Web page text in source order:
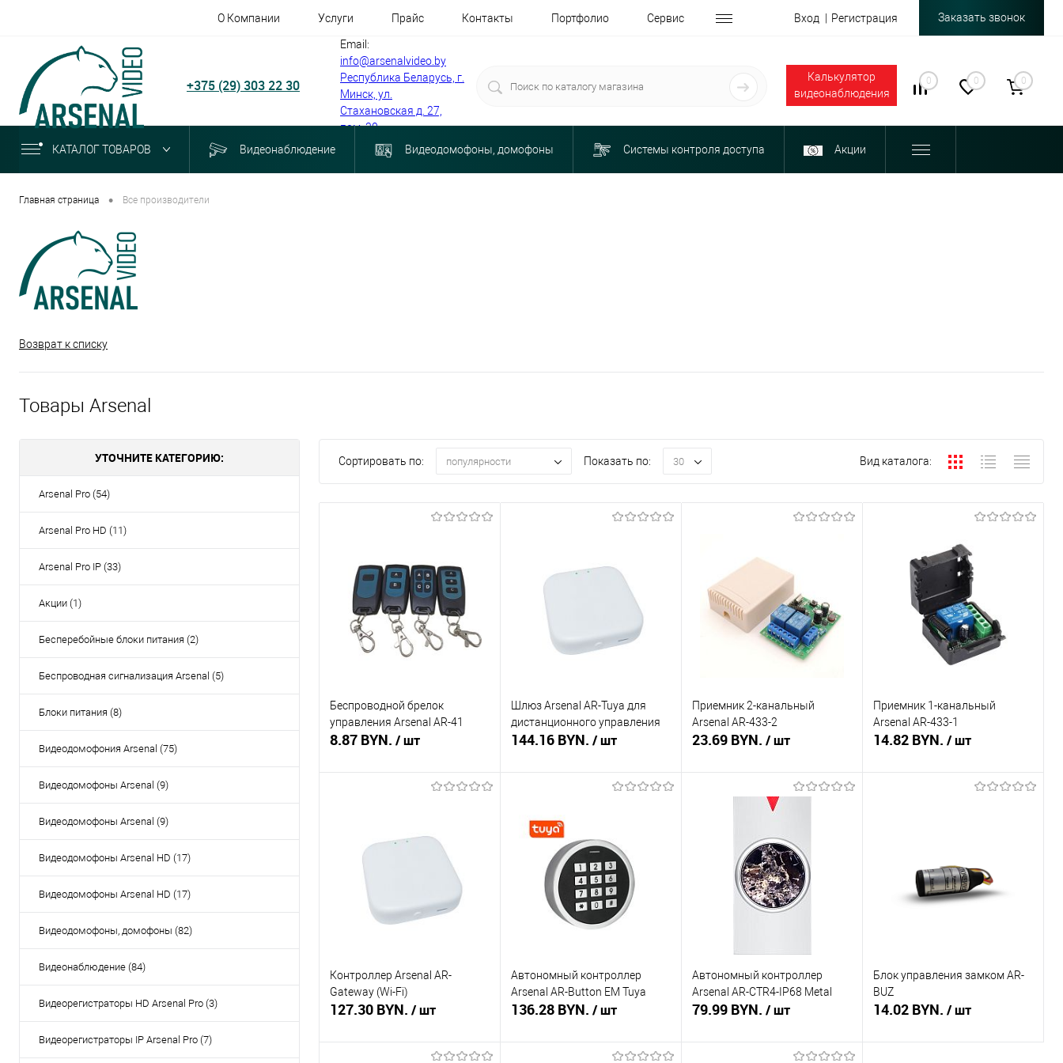
О Компании Услуги Прайс Контакты Портфолио Сервис Вход Регистрация Заказать звонок
+375 (29) 303 22 30
Email:
info@arsenalvideo.by
Республика Беларусь, г.
Минск, ул.
Стахановская д. 27,
пом. 30
Калькулятор
видеонаблюдения
0 0 0
КАТАЛОГ ТОВАРОВ Видеонаблюдение Видеодомофоны, домофоны Системы контроля доступа Акции
Главная страница • Все производители
Возврат к списку
Товары Arsenal
УТОЧНИТЕ КАТЕГОРИЮ:
Arsenal Pro (54)
Arsenal Pro HD (11)
Arsenal Pro IP (33)
Акции (1)
Бесперебойные блоки питания (2)
Беспроводная сигнализация Arsenal (5)
Блоки питания (8)
Видеодомофония Arsenal (75)
Видеодомофоны Arsenal (9)
Видеодомофоны Arsenal (9)
Видеодомофоны Arsenal HD (17)
Видеодомофоны Arsenal HD (17)
Видеодомофоны, домофоны (82)
Видеонаблюдение (84)
Видеорегистраторы HD Arsenal Pro (3)
Видеорегистраторы IP Arsenal Pro (7)
Сортировать по: популярности Показать по: 30 Вид каталога:
Беспроводной брелок
управления Arsenal AR-41
8.87 BYN. / шт
Купить в 1 клик
Сравнение
В избранное
В наличии
Шлюз Arsenal AR-Tuya для
дистанционного управления
144.16 BYN. / шт
Купить в 1 клик
Сравнение
В избранное
В наличии
Приемник 2-канальный
Arsenal AR-433-2
23.69 BYN. / шт
В корзину
Купить в 1 клик
Сравнение
В избранное
В наличии
Приемник 1-канальный
Arsenal AR-433-1
14.82 BYN. / шт
В избранное
Недоступно
Контроллер Arsenal AR-
Gateway (Wi-Fi)
127.30 BYN. / шт
Автономный контроллер
Arsenal AR-Button EM Tuya
136.28 BYN. / шт
Автономный контроллер
Arsenal AR-CTR4-IP68 Metal
79.99 BYN. / шт
Блок управления замком AR-
BUZ
14.02 BYN. / шт